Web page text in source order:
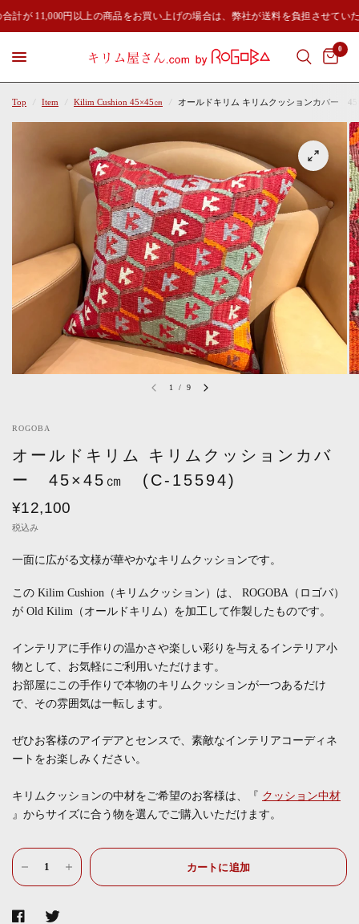
計が 11,000円以上の商品をお買い上げの場合は、弊社が送料を負担させてい
0
Top / Item / Kilim Cushion 45×45㎝ / オールドキリム キリムクッションカバー
1 / 9
ROGOBA
オールドキリム キリムクッションカバ
ー 45×45㎝ (C-15594)
¥12,100
税込み
一面に広がる文様が華やかなキリムクッションです。
この Kilim Cushion（キリムクッション）は、 ROGOBA（ロゴバ）
が Old Kilim（オールドキリム）を加工して作製したものです。
インテリアに手作りの温かさや楽しい彩りを与えるインテリア小
物として、お気軽にご利用いただけます。
お部屋にこの手作りで本物のキリムクッションが一つあるだけ
で、その雰囲気は一転します。
ぜひお客様のアイデアとセンスで、素敵なインテリアコーディネ
ートをお楽しみください。
キリムクッションの中材をご希望のお客様は、『 クッション中材
』からサイズに合う物を選んでご購入いただけます。
カートに追加